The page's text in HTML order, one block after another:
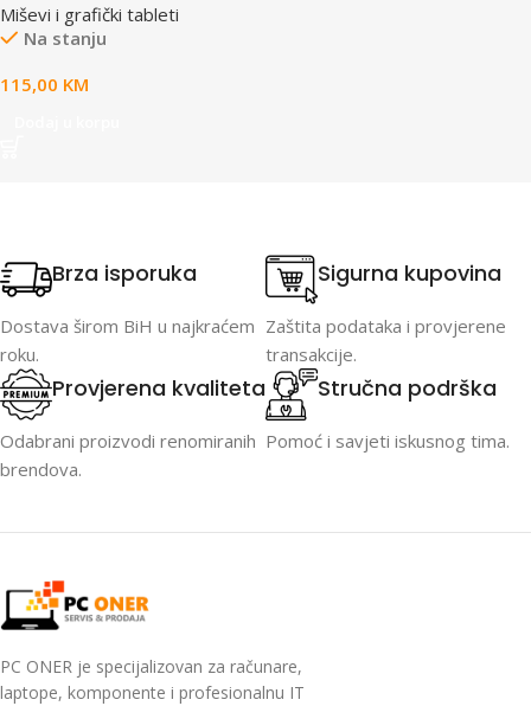
Miševi i grafički tableti
Na stanju
115,00 KM
Brza isporuka
Dostava širom BiH u najkraćem
roku.
Sigurna kupovina
Zaštita podataka i provjerene
transakcije.
Provjerena kvaliteta
Odabrani proizvodi renomiranih
brendova.
Stručna podrška
Pomoć i savjeti iskusnog tima.
PC ONER je specijalizovan za računare,
laptope, komponente i profesionalnu IT